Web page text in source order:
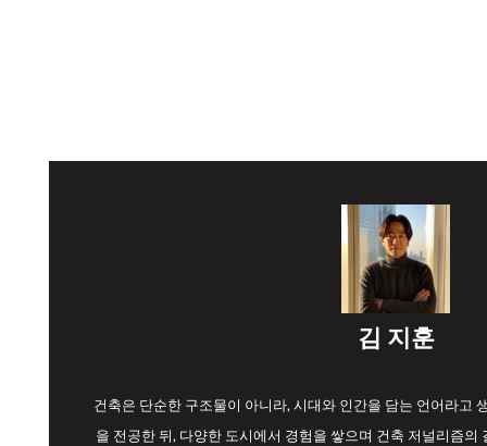
김 지훈
건축은 단순한 구조물이 아니라, 시대와 인간을 담는 언어라고
을 전공한 뒤, 다양한 도시에서 경험을 쌓으며 건축 저널리즘의